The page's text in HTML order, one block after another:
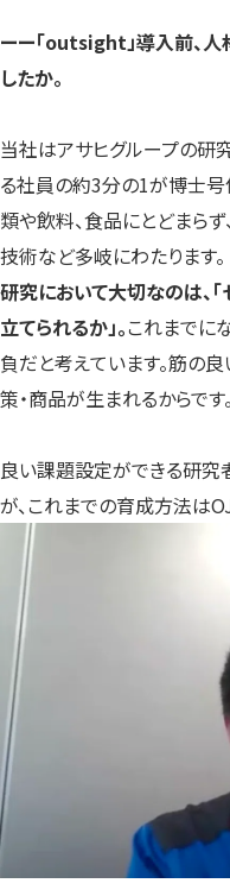
ーー「outsight」導入前、
したか。
当社はアサヒグループの研
る社員の約3分の1が博士
類や飲料、食品にとどまら
技術など多岐にわたります。
研究において大切なのは、
立てられるか」。これまでに
負だと考えています。筋の
策・商品が生まれるからです。
良い課題設定ができる研
が、これまでの育成方法は